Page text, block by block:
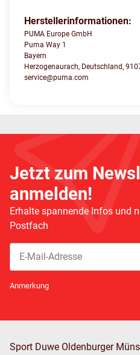
Herstellerinformationen:
PUMA Europe GmbH
Puma Way 1
Bayern
Herzogenaurach, Deutschland,
service@puma.com
Jetzt zum
anmelden!
Erhalte spannende Infos und
Postfach
Anmerkung
Sport Duwe Oldenburger